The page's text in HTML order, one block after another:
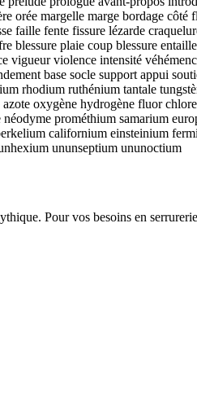
margelle marge bordage
faille fente fissure lézarde
blessure plaie coup blessure
violence intensité
base socle support appui
rhodium ruthénium tantale
oxygène hydrogène fluor
prométhium samarium
californium einsteinium
ununseptium ununoctium
Pour vos besoins en